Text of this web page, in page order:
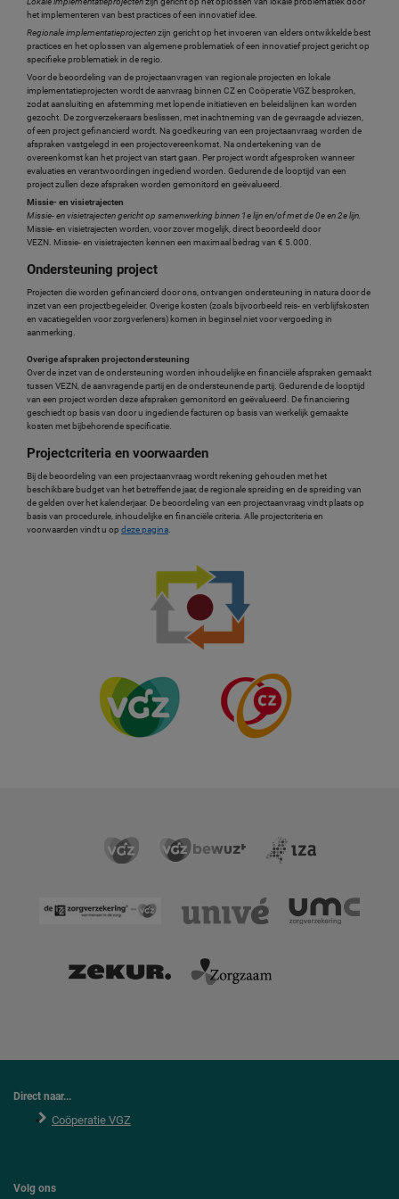
het implementeren van best practices of een innovatief idee.
Regionale implementatieprojectenzijn gericht op het invoeren van elders ontwikkelde best
practices en het oplossen van algemene problematiek of een innovatief project gericht op
specifieke problematiek in de regio.
Voor de beoordeling van de projectaanvragen van regionale projecten en lokale
implementatieprojecten wordt de aanvraag binnen CZ en Coöperatie VGZ besproken,
zodat aansluiting en afstemming met lopende initiatieven en beleidslijnen kan worden
gezocht. De zorgverzekeraars beslissen, met inachtneming van de gevraagde adviezen,
of een project gefinancierd wordt. Na goedkeuring van een projectaanvraag worden de
afspraken vastgelegd in een projectovereenkomst. Na ondertekening van de
overeenkomst kan het project van start gaan. Per project wordt afgesproken wanneer
evaluaties en verantwoordingen ingediend worden. Gedurende de looptijd van een
project zullen deze afspraken worden gemonitord en geëvalueerd.
Missie- en visietrajecten
Missie- en visietrajecten gericht op samenwerking binnen 1e lijn en/of met de 0e en 2e lijn.
Missie- en visietrajecten worden, voor zover mogelijk, direct beoordeeld door
VEZN. Missie- en visietrajecten kennen een maximaal bedrag van € 5.000.
Ondersteuning project
Projecten die worden gefinancierd door ons, ontvangen ondersteuning in natura door de
inzet van een projectbegeleider. Overige kosten (zoals bijvoorbeeld reis- en verblijfskosten
en vacatiegelden voor zorgverleners) komen in beginsel niet voor vergoeding in
aanmerking.
Overige afspraken projectondersteuning
Over de inzet van de ondersteuning worden inhoudelijke en financiële afspraken gemaakt
tussen VEZN, de aanvragende partij en de ondersteunende partij. Gedurende de looptijd
van een project worden deze afspraken gemonitord en geëvalueerd. De financiering
geschiedt op basis van door u ingediende facturen op basis van werkelijk gemaakte
kosten met bijbehorende specificatie.
Projectcriteria en voorwaarden
Bij de beoordeling van een projectaanvraag wordt rekening gehouden met het
beschikbare budget van het betreffende jaar, de regionale spreiding en de spreiding van
de gelden over het kalenderjaar. De beoordeling van een projectaanvraag vindt plaats op
basis van procedurele, inhoudelijke en financiële criteria. Alle projectcriteria en
voorwaarden vindt u op deze pagina.
Direct naar...
Coöperatie VGZ
Volg ons